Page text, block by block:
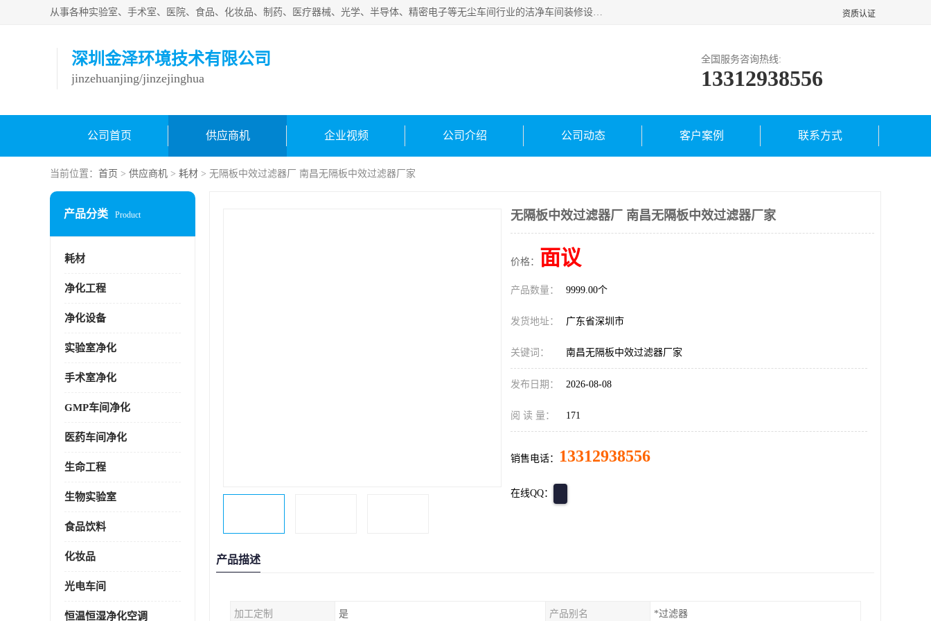
从事各种实验室、手术室、医院、食品、化妆品、制药、医疗器械、光学、半导体、精密电子等无尘车间行业的洁净车间装修设计、净化设备、恒温恒湿空调的设计制作与安装、净化系统工程项目施工及其技术支持服务。 资质认证
深圳金泽环境技术有限公司
jinzehuanjing/jinzejinghua
全国服务咨询热线:
13312938556
公司首页 供应商机 企业视频 公司介绍 公司动态 客户案例 联系方式
当前位置： 首页 > 供应商机 > 耗材 > 无隔板中效过滤器厂 南昌无隔板中效过滤器厂家
产品分类 Product
耗材
净化工程
净化设备
实验室净化
手术室净化
GMP车间净化
医药车间净化
生命工程
生物实验室
食品饮料
化妆品
光电车间
恒温恒湿净化空调
无隔板中效过滤器厂 南昌无隔板中效过滤器厂家
价格： 面议
产品数量： 9999.00个
发货地址： 广东省深圳市
关键词： 南昌无隔板中效过滤器厂家
发布日期： 2026-08-08
阅 读 量： 171
销售电话： 13312938556
在线QQ：
产品描述
加工定制 是 产品别名 *过滤器